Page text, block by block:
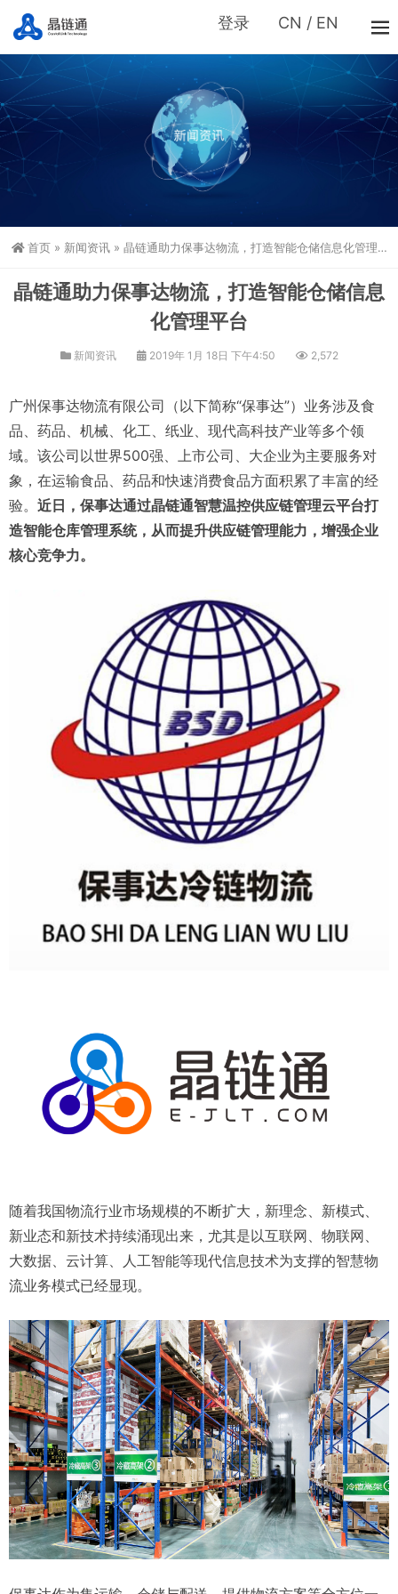
登录 CN / EN
首页 » 新闻资讯 » 晶链通助力保事达物流，打造智能仓储信息化管理平台
晶链通助力保事达物流，打造智能仓储信息
化管理平台
新闻资讯 2019年 1月 18日 下午4:50 2,572
广州保事达物流有限公司（以下简称“保事达”）业务涉及食
品、药品、机械、化工、纸业、现代高科技产业等多个领
域。该公司以世界500强、上市公司、大企业为主要服务对
象，在运输食品、药品和快速消费食品方面积累了丰富的经
验。 近日，保事达通过晶链通智慧温控供应链管理云平台打
造智能仓库管理系统，从而提升供应链管理能力，增强企业
核心竞争力。
随着我国物流行业市场规模的不断扩大，新理念、新模式、
新业态和新技术持续涌现出来，尤其是以互联网、物联网、
大数据、云计算、人工智能等现代信息技术为支撑的智慧物
流业务模式已经显现。